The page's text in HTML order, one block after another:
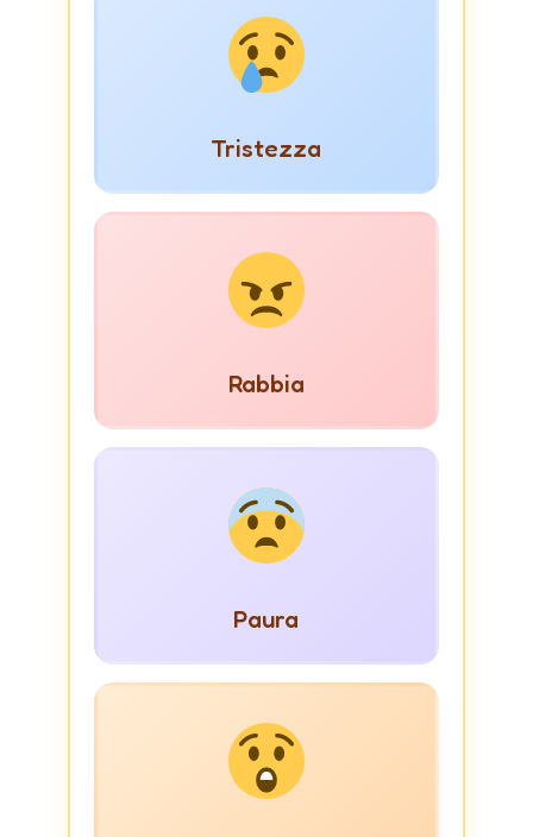
Tristezza
Rabbia
Paura